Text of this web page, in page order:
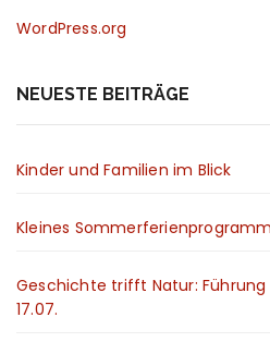
WordPress.org
NEUESTE BEITRÄGE
Kinder und Familien im Blick
Kleines
Geschichte trifft Natur:
17.07.